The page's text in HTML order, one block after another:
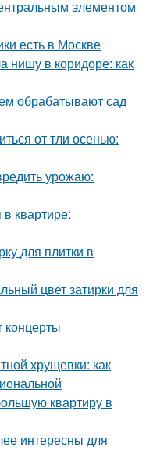
элементом
есть в Москве
нишу в коридоре: как
обрабатывают сад
от тли осенью:
урожаю:
квартире:
для плитки в
цвет затирки для
концерты
хрущевки: как
квартиру в
интересны для